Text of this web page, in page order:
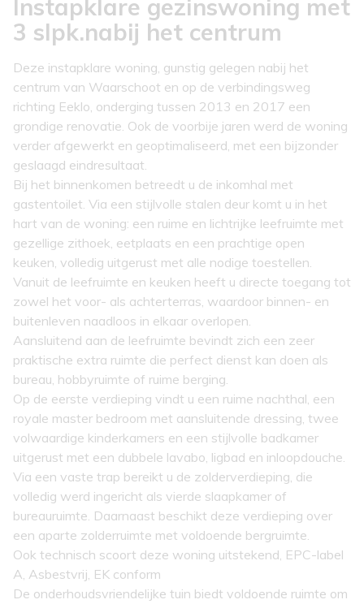
Instapklare gezinswoning met
3 slpk.nabij het centrum
Deze instapklare woning, gunstig gelegen nabij het
centrum van Waarschoot en op de verbindingsweg
richting Eeklo, onderging tussen 2013 en 2017 een
grondige renovatie. Ook de voorbije jaren werd de woning
verder afgewerkt en geoptimaliseerd, met een bijzonder
geslaagd eindresultaat.
Bij het binnenkomen betreedt u de inkomhal met
gastentoilet. Via een stijlvolle stalen deur komt u in het
hart van de woning: een ruime en lichtrijke leefruimte met
gezellige zithoek, eetplaats en een prachtige open
keuken, volledig uitgerust met alle nodige toestellen.
Vanuit de leefruimte en keuken heeft u directe toegang tot
zowel het voor- als achterterras, waardoor binnen- en
buitenleven naadloos in elkaar overlopen.
Aansluitend aan de leefruimte bevindt zich een zeer
praktische extra ruimte die perfect dienst kan doen als
bureau, hobbyruimte of ruime berging.
Op de eerste verdieping vindt u een ruime nachthal, een
royale master bedroom met aansluitende dressing, twee
volwaardige kinderkamers en een stijlvolle badkamer
uitgerust met een dubbele lavabo, ligbad en inloopdouche.
Via een vaste trap bereikt u de zolderverdieping, die
volledig werd ingericht als vierde slaapkamer of
bureauruimte. Daarnaast beschikt deze verdieping over
een aparte zolderruimte met voldoende bergruimte.
Ook technisch scoort deze woning uitstekend, EPC-label
A, Asbestvrij, EK conform
De onderhoudsvriendelijke tuin biedt voldoende ruimte om